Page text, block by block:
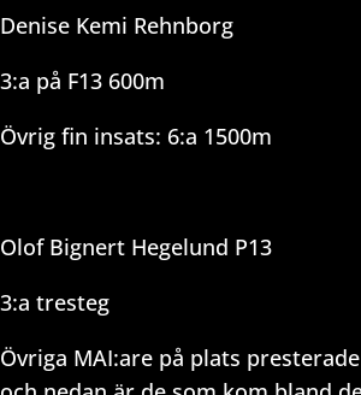
Denise Kemi Rehnborg
3:a på F13 600m
Övrig fin insats: 6:a 1500m
Olof Bignert Hegelund P13
3:a tresteg
Övriga MAI:are på plats